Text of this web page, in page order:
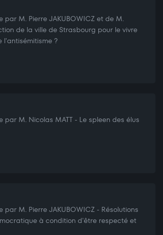
par M. Pierre JAKUBOWICZ et de M.
de la ville de Strasbourg pour le vivre
l'antisémitisme ?
par M. Nicolas MATT - Le spleen des élus
M. Pierre JAKUBOWICZ - Résolutions
à condition d'être respecté et